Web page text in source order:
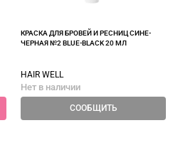
КРАСКА ДЛЯ БРОВЕЙ И РЕСНИЦ СИНЕ-
ЧЕРНАЯ №2 BLUE-BLACK 20 МЛ
HAIR WELL
Нет в наличии
СООБЩИТЬ